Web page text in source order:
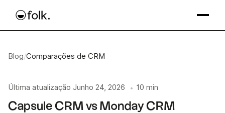
Blog/Comparações de CRM
Última atualização Junho 24, 2026 • 10 min
Capsule CRM vs Monday CRM